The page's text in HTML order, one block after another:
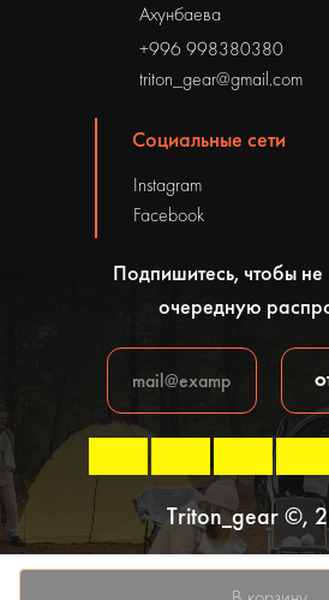
Подпишитесь, чтобы не
очередную
Triton_gear ©,
Политика
Ахунбаева
+996 998380380
triton_gear@gmail.com
Социальные сети
Instagram
Facebook